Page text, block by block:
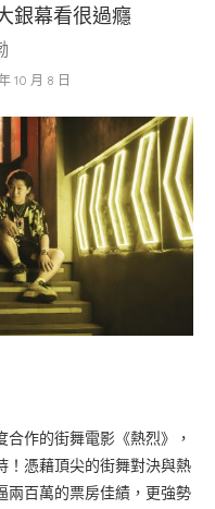
銀幕看很過癮
10 月 8 日
作的街舞電影《熱烈》，
！憑藉頂尖的街舞對決與熱
兩百萬的票房佳績，更強勢